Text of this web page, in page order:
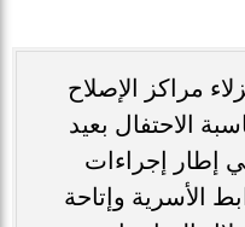
مراكز الإصلاح
الاحتفال بعيد
المجيد لعام 2026، في إطار إجراءات
الأسرية وإتاحة